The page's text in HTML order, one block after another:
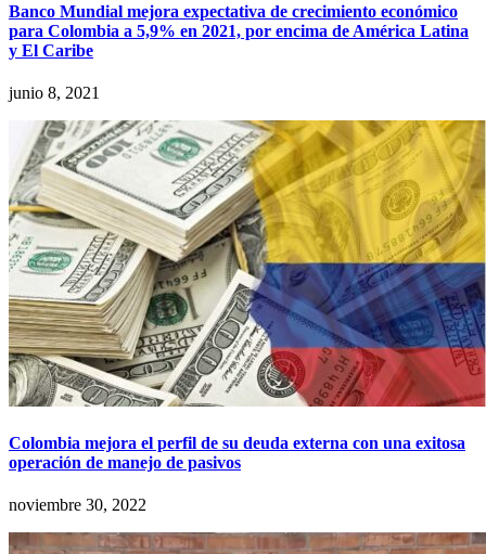
Banco Mundial mejora expectativa de crecimiento económico
para Colombia a 5,9% en 2021, por encima de América Latina
y El Caribe
junio 8, 2021
Colombia mejora el perfil de su deuda externa con una exitosa
operación de manejo de pasivos
noviembre 30, 2022